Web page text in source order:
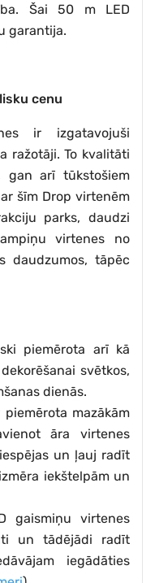
Šai 50 m LED
garantija.
cenu
ir izgatavojuši
ražotāji. To kvalitāti
gan arī tūkstošiem
šīm Drop virtenēm
parks, daudzi
virtenes no
daudzumos, tāpēc
piemērota arī kā
svētkos,
dienās.
mazākām
āra virtenes
un ļauj radīt
iekštelpām un
gaismiņu virtenes
un tādējādi radīt
iegādāties